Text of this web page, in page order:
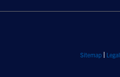
Sitemap Legal